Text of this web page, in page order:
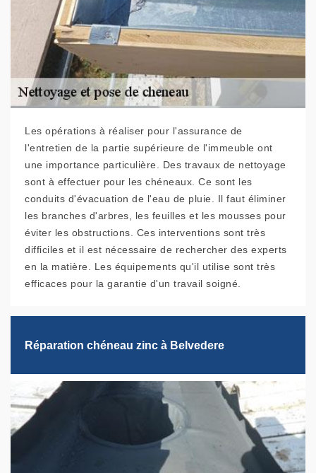
Les opérations à réaliser pour l'assurance de
l'entretien de la partie supérieure de l'immeuble ont
une importance particulière. Des travaux de nettoyage
sont à effectuer pour les chéneaux. Ce sont les
conduits d'évacuation de l'eau de pluie. Il faut éliminer
les branches d'arbres, les feuilles et les mousses pour
éviter les obstructions. Ces interventions sont très
difficiles et il est nécessaire de rechercher des experts
en la matière. Les équipements qu'il utilise sont très
efficaces pour la garantie d'un travail soigné.
Réparation chéneau zinc à Belvedere